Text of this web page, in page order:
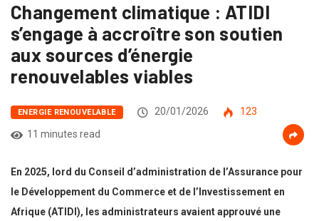
Changement climatique : ATIDI
s’engage à accroître son soutien
aux sources d’énergie
renouvelables viables
ENERGIE RENOUVELABLE 20/01/2026
123
11 minutes read
En 2025, lord du Conseil d’administration de l’Assurance pour
le Développement du Commerce et de l’Investissement en
Afrique (ATIDI), les administrateurs avaient approuvé une